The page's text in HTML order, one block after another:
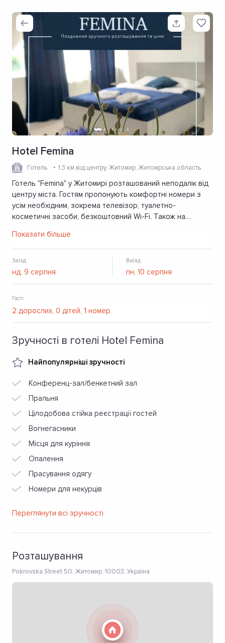
Hotel Femina
Готель 1.3 км від центру, Житомир, Житомрська область
Готель "Femina" у Житомирі розташований неподалік від
центру міста. Гостям пропонують комфортні номери з
усім необхідним, зокрема телевізор, туалетно-
косметичні засоби, безкоштовний Wi-Fi. Також на
Показати більше
Заїзд Виїзд
Гості
Зручності в готелі Hotel Femina
Найпопулярніші зручності
Конференц-зал/бенкетний зал
Пральня
Цілодобова стійка реєстрації гостей
Вогнегасники
Місця для куріння
Опалення
Прасування одягу
Номери для некурців
Переглянути всі зручності
Розташування
Pokrovska Street 50, Житомир, 10003, Україна